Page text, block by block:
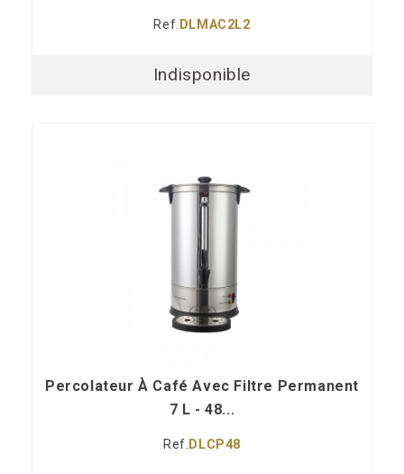
Ref. DLMAC2L2
Indisponible
Percolateur À Café Avec Filtre Permanent
7 L - 48...
Ref. DLCP48